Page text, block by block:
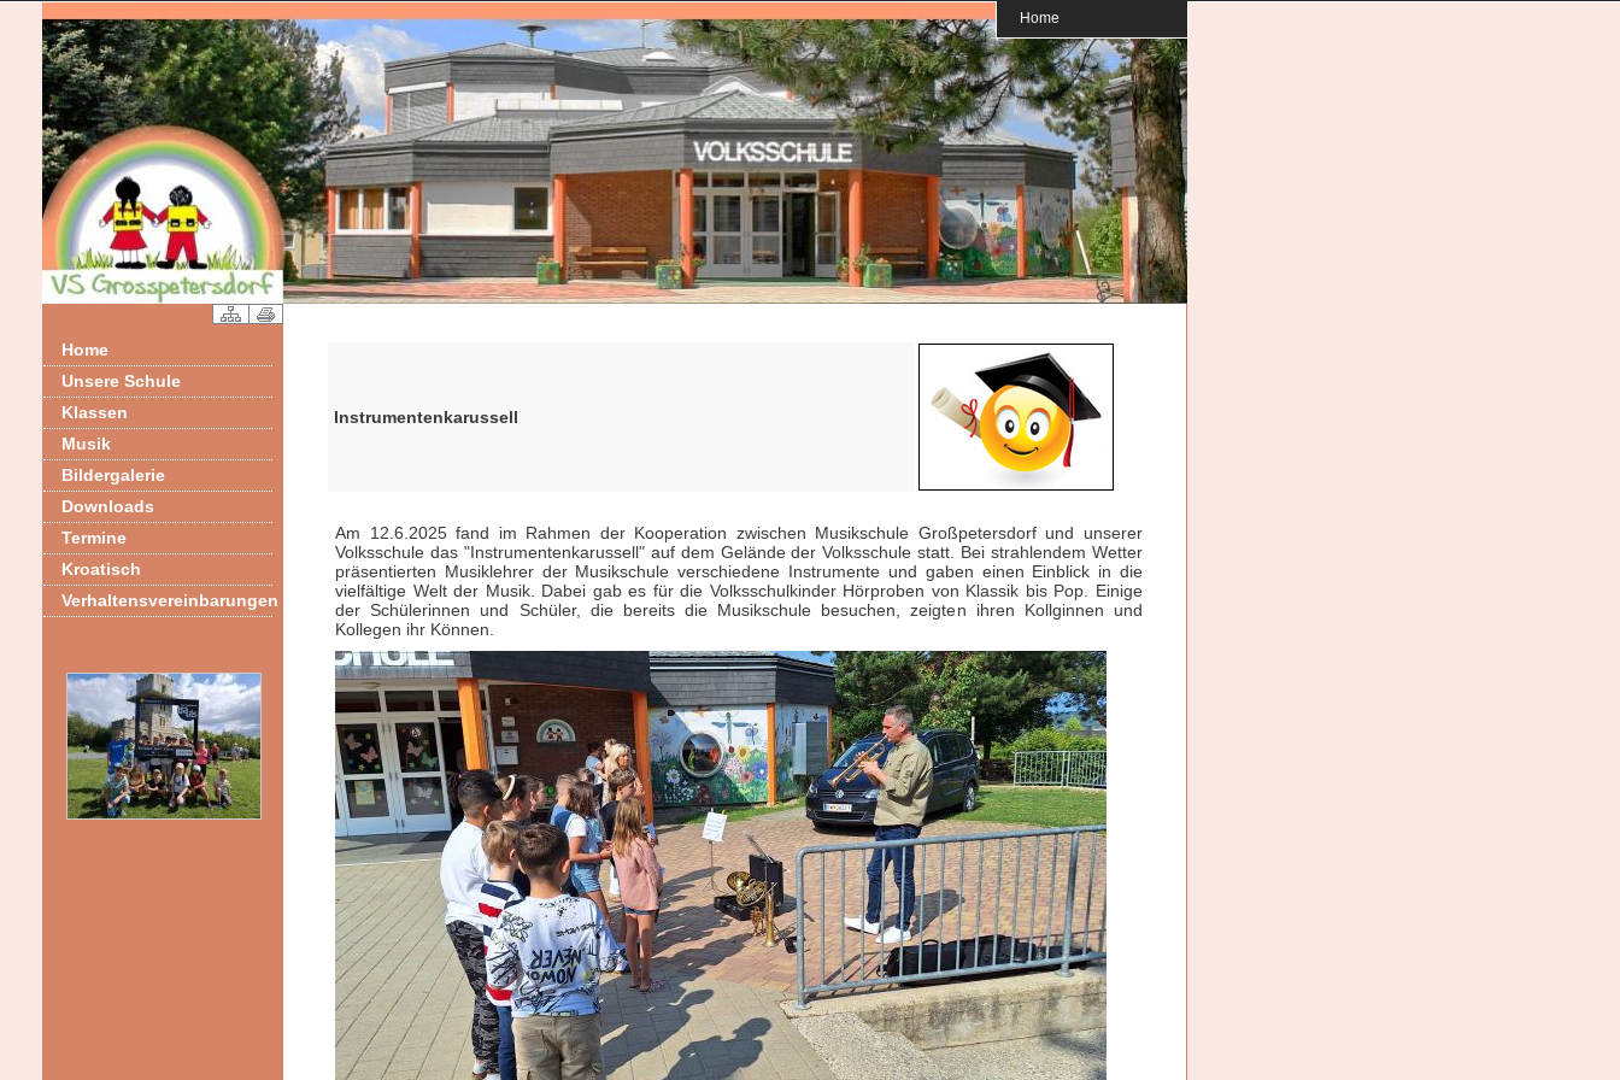
Home
Home
Unsere Schule
Klassen
Musik
Bildergalerie
Downloads
Termine
Kroatisch
Verhaltensvereinbarungen
Instrumentenkarussell
Am 12.6.2025 fand im Rahmen der Kooperation zwischen Musikschule Großpetersdorf und unserer
Volksschule das "Instrumentenkarussell" auf dem Gelände der Volksschule statt. Bei strahlendem Wetter
präsentierten Musiklehrer der Musikschule verschiedene Instrumente und gaben einen Einblick in die
vielfältige Welt der Musik. Dabei gab es für die Volksschulkinder Hörproben von Klassik bis Pop. Einige
der Schülerinnen und Schüler, die bereits die Musikschule besuchen, zeigten ihren Kollginnen und
Kollegen ihr Können.